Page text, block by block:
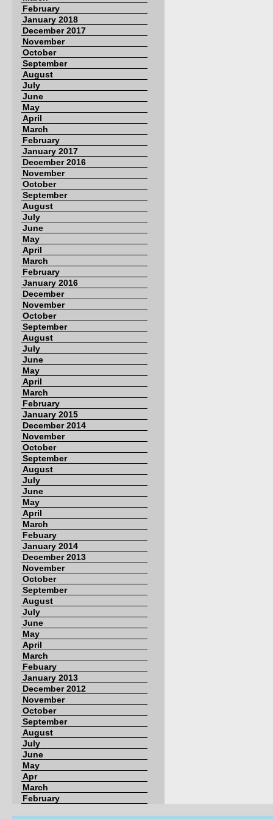
February
January 2018
December 2017
November
October
September
August
July
June
May
April
March
February
January 2017
December 2016
November
October
September
August
July
June
May
April
March
February
January 2016
December
November
October
September
August
July
June
May
April
March
February
January 2015
December 2014
November
October
September
August
July
June
May
April
March
Febuary
January 2014
December 2013
November
October
September
August
July
June
May
April
March
Febuary
January 2013
December 2012
November
October
September
August
July
June
May
Apr
March
February